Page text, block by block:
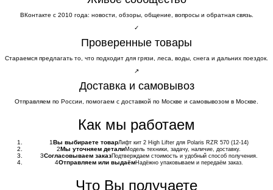
ВКонтакте с 2010 года: новости, обзоры, общение, вопросы и обратная связь.
✓
Проверенные товары
Стараемся предлагать то, что подходит для грязи, леса, воды, снега и дальних поездок.
↗
Доставка и самовывоз
Отправляем по России, помогаем с доставкой по Москве и самовывозом в Москве.
Как мы работаем
1 Вы выбираете товарЛифт кит 2 High Lifter для Polaris RZR 570 (12-14)
2 Мы уточняем деталиМодель техники, задачу, наличие, доставку.
3Согласовываем заказПодтверждаем стоимость и удобный способ получения.
4Отправляем или выдаёмНадёжно упаковываем и передаём заказ.
Что Вы получаете